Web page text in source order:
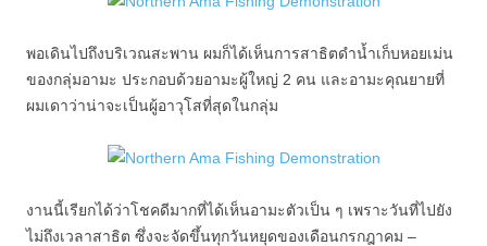
พอเดินไปถึงบริเวณสะพาน ผมก็ได้เห็นการสาธิตดำน้ำเก็บหอยเม่น
ของกลุ่มอามะ ประกอบด้วยอามะผู้ใหญ่ 2 คน และอามะคุณยายที่
ผมเดาว่าน่าจะเป็นผู้อาวุโสที่สุดในกลุ่ม
งานนี้เรียกได้ว่าโชคดีมากที่ได้เห็นอามะตัวเป็น ๆ เพราะวันที่ไปยัง
ไม่ถึงเวลาสาธิต ซึ่งจะจัดขึ้นทุกวันหยุดของเดือนกรกฎาคม –